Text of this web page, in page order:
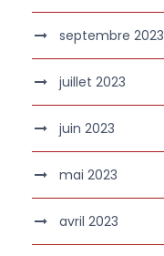
septembre 2023
juillet 2023
juin 2023
mai 2023
avril 2023